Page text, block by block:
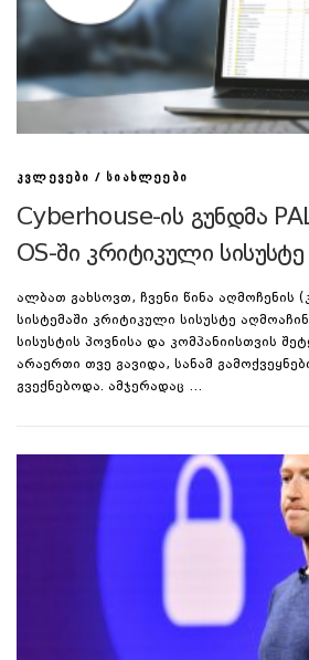
ᲙᲕᲚᲔᲕᲔᲑᲘ / ᲡᲘᲐᲮᲚᲔᲔᲑᲘ
Cyberhouse-ის გუნდმა
OS-ში კრიტიკული
ალბათ გახსოვთ, ჩვენი წინა აღმოჩენის
სისტემაში კრიტიკული სისუსტე
სისუსტის პოვნისა და კომპანიისთვის
არაერთი თვე გავიდა, სანამ
გვექნებოდა. ამჯერადაც …